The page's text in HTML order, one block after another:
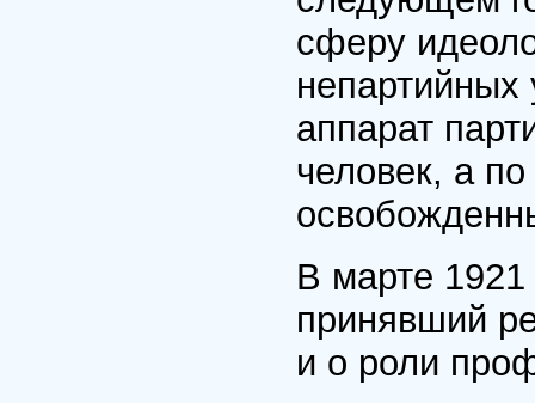
сферу
аппарат
человек, а
В марте 1921
принявший
и о роли